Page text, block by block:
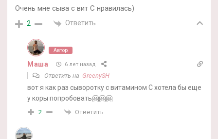
Очень мне сыва с вит С нравилась)
2 Ответить
Автор
Маша 6 лет назад
Ответить на GreenySH
вот я как раз сыворотку с витамином С хотела бы еще
у коры попробовать🤗🤗🤗
2 Ответить